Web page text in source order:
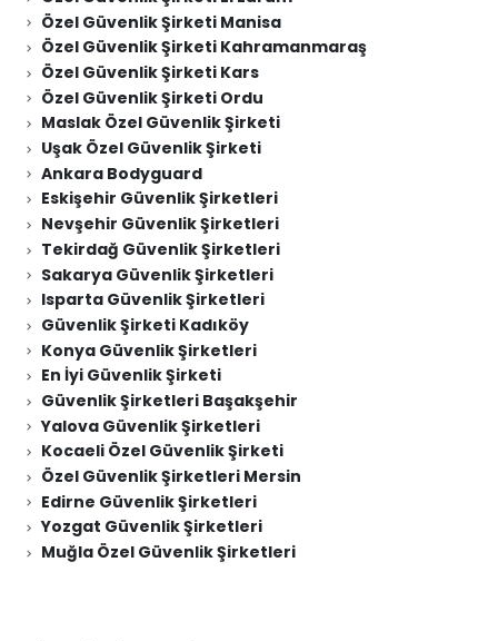
Özel Güvenlik Şirketi Manisa
Özel Güvenlik Şirketi Kahramanmaraş
Özel Güvenlik Şirketi Kars
Özel Güvenlik Şirketi Ordu
Maslak Özel Güvenlik Şirketi
Uşak Özel Güvenlik Şirketi
Ankara Bodyguard
Eskişehir Güvenlik Şirketleri
Nevşehir Güvenlik Şirketleri
Tekirdağ Güvenlik Şirketleri
Sakarya Güvenlik Şirketleri
Isparta Güvenlik Şirketleri
Güvenlik Şirketi Kadıköy
Konya Güvenlik Şirketleri
En İyi Güvenlik Şirketi
Güvenlik Şirketleri Başakşehir
Yalova Güvenlik Şirketleri
Kocaeli Özel Güvenlik Şirketi
Özel Güvenlik Şirketleri Mersin
Edirne Güvenlik Şirketleri
Yozgat Güvenlik Şirketleri
Muğla Özel Güvenlik Şirketleri